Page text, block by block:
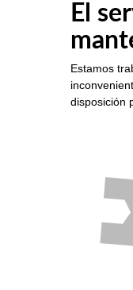
El
Estamos
disposición